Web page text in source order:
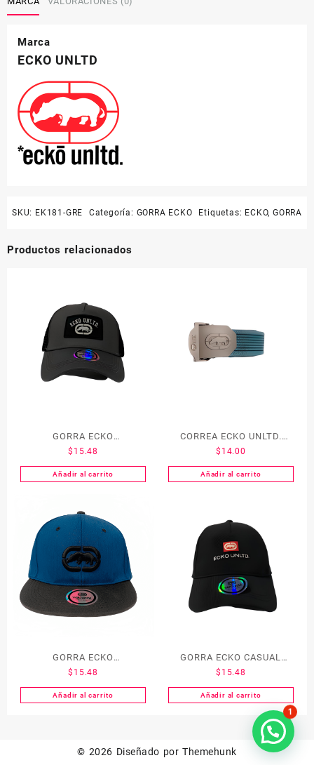
cantidad
Marca
ECKO UNLTD
SKU: EK181-GRE Categoría: GORRA ECKO Etiquetas: ECKO, GORRA
Productos relacionados
GORRA ECKO
FORMAL(EK182-GRY)
$ 15.48
Añadir al carrito
CORREA ECKO UNLTD.
(EK171-BLU)
$ 14.00
Añadir al carrito
GORRA ECKO
URBANO(EK179-BLU)
$ 15.48
Añadir al carrito
GORRA ECKO CASUAL
(EK180-BLK)
$ 15.48
Añadir al carrito
© 2026 Diseñado por Themehunk
1